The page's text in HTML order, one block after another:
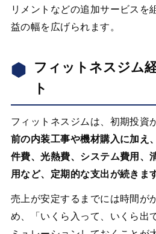
リメントなどの追加サービスを
益の幅を広げられます。
フィットネスジム
ト
フィットネスジムは、初期投資
前の内装工事や機材購入に加え
件費、光熱費、システム費用、
用など、定期的な支出が続きま
売上が安定するまでには時間が
め、「いくら入って、いくら出